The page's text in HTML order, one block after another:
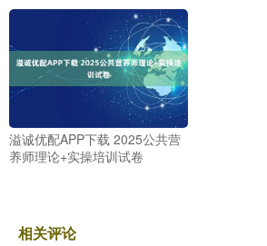
溢诚优配APP下载 2025公共营
养师理论+实操培训试卷
相关评论